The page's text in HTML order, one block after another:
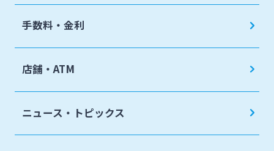
手数料・金利
店舗・ATM
ニュース・トピックス